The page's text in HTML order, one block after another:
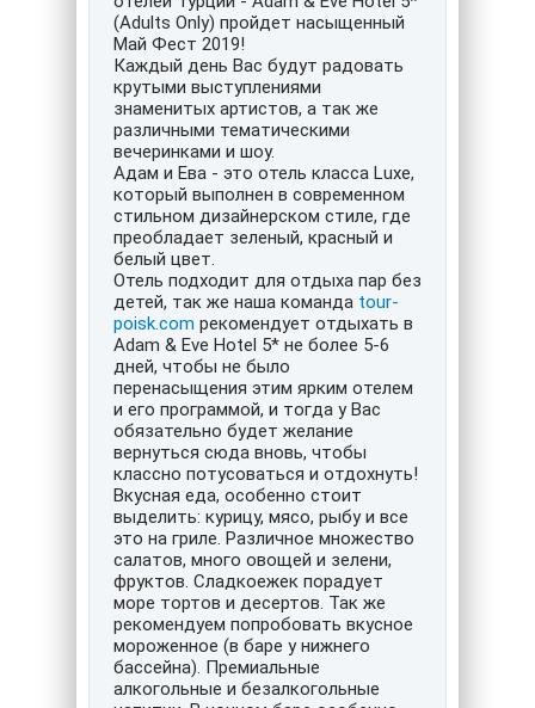
(Adults Only) пройдет насыщенный
Май Фест 2019!
Каждый день Вас будут радовать
крутыми выступлениями
знаменитых артистов, а так же
различными тематическими
вечеринками и шоу.
Адам и Ева - это отель класса Luxe,
который выполнен в современном
стильном дизайнерском стиле, где
преобладает зеленый, красный и
белый цвет.
Отель подходит для отдыха пар без
детей, так же наша команда tour-
poisk.com рекомендует отдыхать в
Adam & Eve Hotel 5* не более 5-6
дней, чтобы не было
перенасыщения этим ярким отелем
и его программой, и тогда у Вас
обязательно будет желание
вернуться сюда вновь, чтобы
классно потусоваться и отдохнуть!
Вкусная еда, особенно стоит
выделить: курицу, мясо, рыбу и все
это на гриле. Различное множество
салатов, много овощей и зелени,
фруктов. Сладкоежек порадует
море тортов и десертов. Так же
рекомендуем попробовать вкусное
мороженное (в баре у нижнего
бассейна). Премиальные
алкогольные и безалкогольные